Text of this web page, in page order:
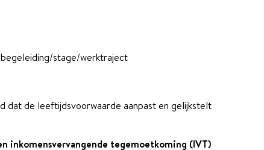
stage/werktraject
dat de leeftijdsvoorwaarde aanpast en gelijkstelt
inkomensvervangende tegemoetkoming (IVT)